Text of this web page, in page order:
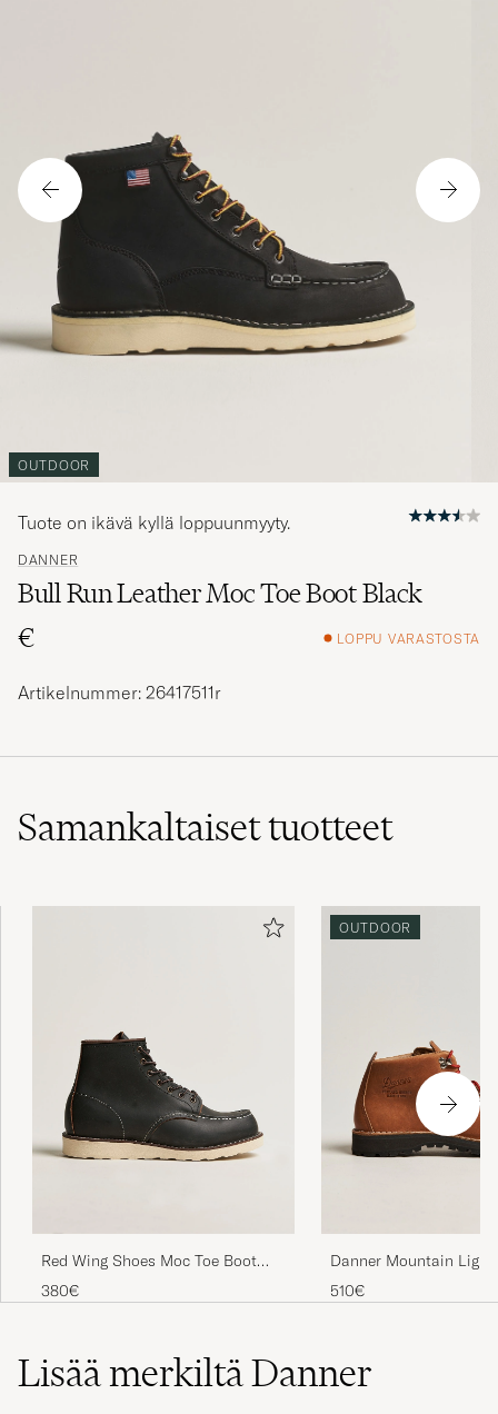
OUTDOOR
DANNER
Bull Run Leather Moc Toe Boot Black
€
LOPPU VARASTOSTA
Tuote on ikävä kyllä loppuunmyyty.
Artikelnummer: 26417511r
Samankaltaisettuotteet
Red Wing Shoes Moc Toe Boot
Black Prairie
380€
OUTDOOR
Danner Mountain Light
TEX Boot Cascade
510€
Lisää merkiltä Danner